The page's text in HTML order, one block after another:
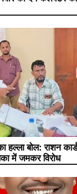
हल्ला बोल: राशन
में जमकर विरोध